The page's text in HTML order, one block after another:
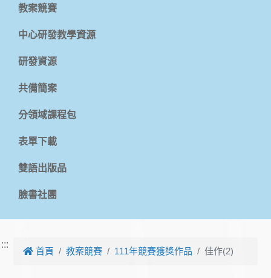
教案競賽
中心研發教學資源
研發資源
共備簡案
分領域課程包
表單下載
雙語出版品
臉書社團
:::
首頁 教案競賽 111年競賽獲獎作品 佳作(2)